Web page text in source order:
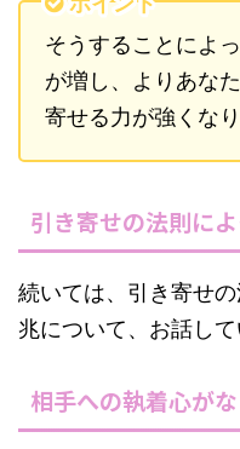
そうすることによ
が増し、よりあな
寄せる力が強くなり
引き寄せの法則に
続いては、引き寄せ
兆について、お話して
相手への執着心が